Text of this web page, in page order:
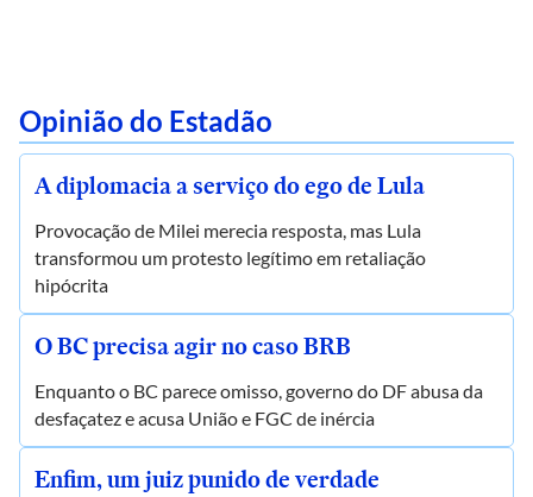
Opinião do Estadão
A diplomacia a serviço do ego de Lula
Provocação de Milei merecia resposta, mas Lula
transformou um protesto legítimo em retaliação
hipócrita
O BC precisa agir no caso BRB
Enquanto o BC parece omisso, governo do DF abusa da
desfaçatez e acusa União e FGC de inércia
Enfim, um juiz punido de verdade